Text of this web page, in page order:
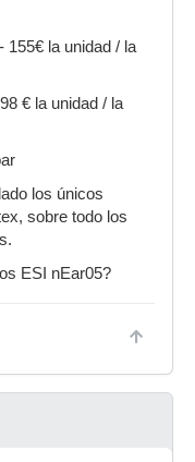
155€ la unidad / la
€ la unidad / la
los únicos
sobre todo los
ESI nEar05?